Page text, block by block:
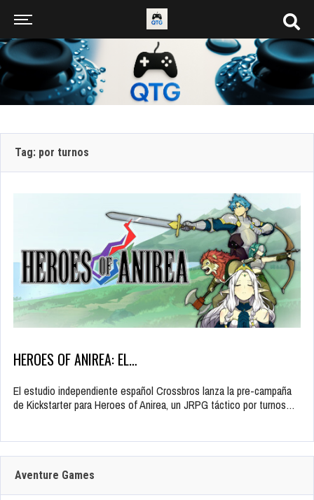
Tag: por turnos
HEROES OF ANIREA: EL…
El estudio independiente español Crossbros lanza la pre-campaña
de Kickstarter para Heroes of Anirea, un JRPG táctico por turnos…
Aventure Games